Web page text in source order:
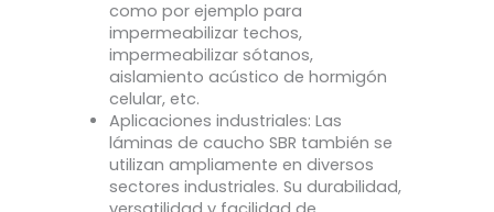
como por ejemplo para
impermeabilizar techos,
impermeabilizar sótanos,
aislamiento acústico de hormigón
celular, etc.
Aplicaciones industriales: Las
láminas de caucho SBR también se
utilizan ampliamente en diversos
sectores industriales. Su durabilidad,